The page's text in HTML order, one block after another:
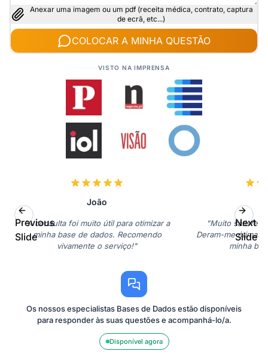
Anexar uma imagem ou um pdf (receita médica, contrato, captura
de ecrã, etc...)
COLOCAR A MINHA QUESTÃO
VISTO NA IMPRENSA
João
"A consulta foi muito útil para otimizar a
minha base de dados. Recomendo
vivamente o serviço!"
"Muito
Deram-me ótimas
minha
Previous
Slide
Next
Slide
Os nossos especialistas Bases de Dados estão disponíveis
para responder às suas questões e acompanhá-lo/a.
Disponível agora